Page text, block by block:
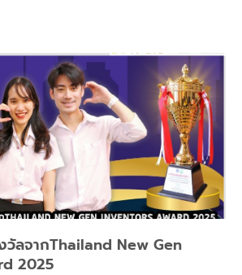
วัลจากThailand New Gen
2025